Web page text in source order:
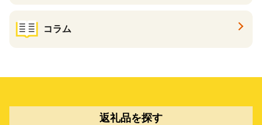
コラム
返礼品を探す